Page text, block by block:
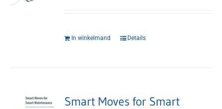
In winkelmand Details
Smart Moves for Smart